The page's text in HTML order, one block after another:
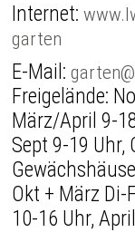
Internet:
garten
E-Mail:
Freigelände:
März/April 9-
Sept 9-19 Uhr,
Okt + März Di-
10-16 Uhr,